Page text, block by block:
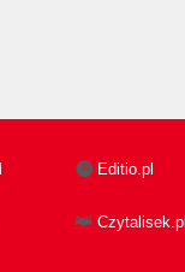
Editio.pl
Czytalisek.pl